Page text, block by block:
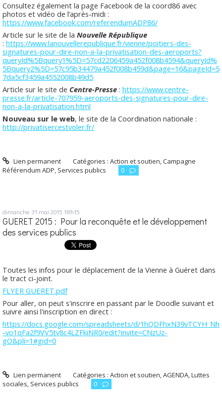
Consultez également la page Facebook de la coord86 avec
photos et vidéo de l’après-midi :
https://www.facebook.com/referendumADP86/
Article sur le site de la Nouvelle République
: https://www.lanouvellerepublique.fr/vienne/poitiers-des-
signatures-pour-dire-non-a-la-privatisation-des-aeroports?
queryId%5Bquery1%5D=57cd2206459a452f008b4594&queryId%
5Bquery2%5D=57c95b34479a452f008b459d&page=16&pageId=5
7da5cf3459a4552008b49d5
Article sur le site de Centre-Presse : https://www.centre-
presse.fr/article-707959-aeroports-des-signatures-pour-dire-
non-a-la-privatisation.html
Nouveau sur le web, le site de la Coordination nationale :
http://privatisercestvoler.fr/
Lien permanent Catégories :Action et soutien,Campagne
Référendum ADP, Services publics 0
dimanche 31 mai 2015 18h15
GUERET 2015 : Pour la reconquête et le développement
des services publics
Toutes les infos pour le déplacement de la Vienne à Guéret dans
le tract ci-joint.
FLYER GUERET.pdf
Pour aller, on peut s'inscrire en passant par le Doodle suivant et
suivre ainsi l'inscription en direct :
https://docs.google.com/spreadsheets/d/1hQDFhxN39vTCYH_Nh
-vo1qFa2f9VV5tv8c4LZFkiNR0/edit?invite=CNzUz-
gO&pli=1#gid=0
Lien permanent Catégories :Action et soutien ,AGENDA ,Luttes
sociales Services publics 0